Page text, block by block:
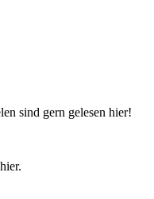
sind gern gelesen hier!
hier.